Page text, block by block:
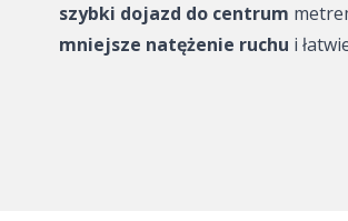
szybki dojazd do centrum
mniejsze natężenie ruchu i